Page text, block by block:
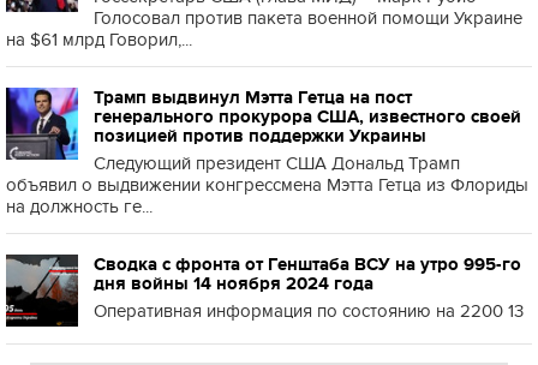
Голосовал против пакета военной помощи Украине
на $61 млрд Говорил,...
Трамп выдвинул Мэтта Гетца на пост
генерального прокурора США, известного своей
позицией против поддержки Украины
Следующий президент США Дональд Трамп
объявил о выдвижении конгрессмена Мэтта Гетца из Флориды
на должность ге...
Сводка с фронта от Генштаба ВСУ на утро 995-го
дня войны 14 ноября 2024 года
Оперативная информация по состоянию на 2200 13